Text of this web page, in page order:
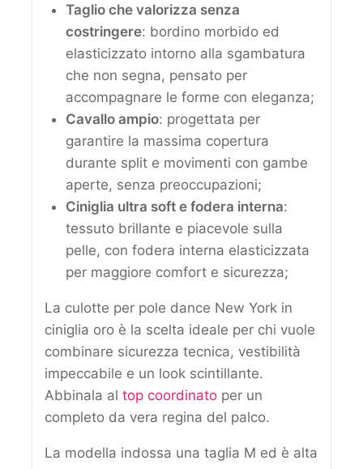
Taglio che valorizza senza
costringere: bordino morbido ed
elasticizzato intorno alla sgambatura
che non segna, pensato per
accompagnare le forme con eleganza;
Cavallo ampio: progettata per
garantire la massima copertura
durante split e movimenti con gambe
aperte, senza preoccupazioni;
Ciniglia ultra soft e fodera interna:
tessuto brillante e piacevole sulla
pelle, con fodera interna elasticizzata
per maggiore comfort e sicurezza;
La culotte per pole dance New York in
ciniglia oro è la scelta ideale per chi vuole
combinare sicurezza tecnica, vestibilità
impeccabile e un look scintillante.
Abbinala al top coordinato per un
completo da vera regina del palco.
La modella indossa una taglia M ed è alta